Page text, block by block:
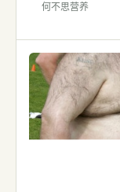
代谢健康
生殖健康
减肥
运动
睡眠
何不思营养